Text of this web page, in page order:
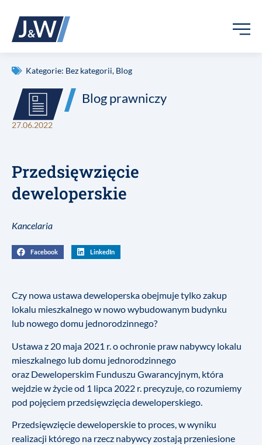
Kategorie: Bez kategorii, Blog
Blog prawniczy
27.06.2022
Przedsięwzięcie
deweloperskie
Kancelaria
Facebook LinkedIn
Czy nowa ustawa deweloperska obejmuje tylko zakup
lokalu mieszkalnego w nowo wybudowanym budynku
lub nowego domu jednorodzinnego?
Ustawa z 20 maja 2021 r. o ochronie praw nabywcy lokalu
mieszkalnego lub domu jednorodzinnego
oraz Deweloperskim Funduszu Gwarancyjnym, która
wejdzie w życie od 1 lipca 2022 r. precyzuje, co rozumiemy
pod pojęciem przedsięwzięcia deweloperskiego.
Przedsięwzięcie deweloperskie to proces, w wyniku
realizacji którego na rzecz nabywcy zostają przeniesione